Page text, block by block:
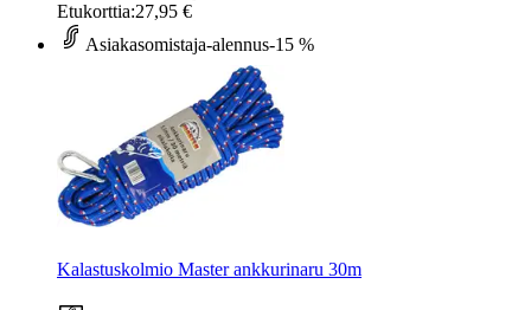
Etukorttia:27,95 €
Asiakasomistaja-alennus-15 %
Kalastuskolmio Master ankkurinaru 30m